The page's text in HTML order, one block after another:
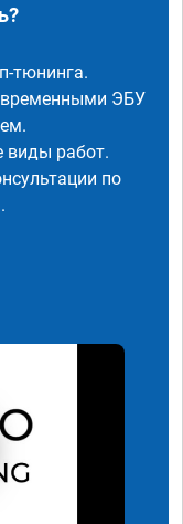
тюнинга.
ЭБУ
виды работ.
по